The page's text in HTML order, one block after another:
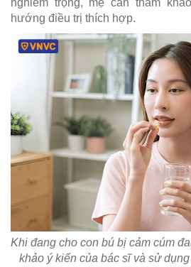
nghiêm trọng, mẹ cần tham
hướng điều trị thích hợp.
Khi đang cho con bú bị cảm cúm
khảo ý kiến của bác sĩ và sử